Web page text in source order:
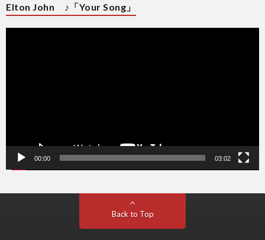
Elton John ♪「Your Song」
動
00:00 03:02
Back to Top